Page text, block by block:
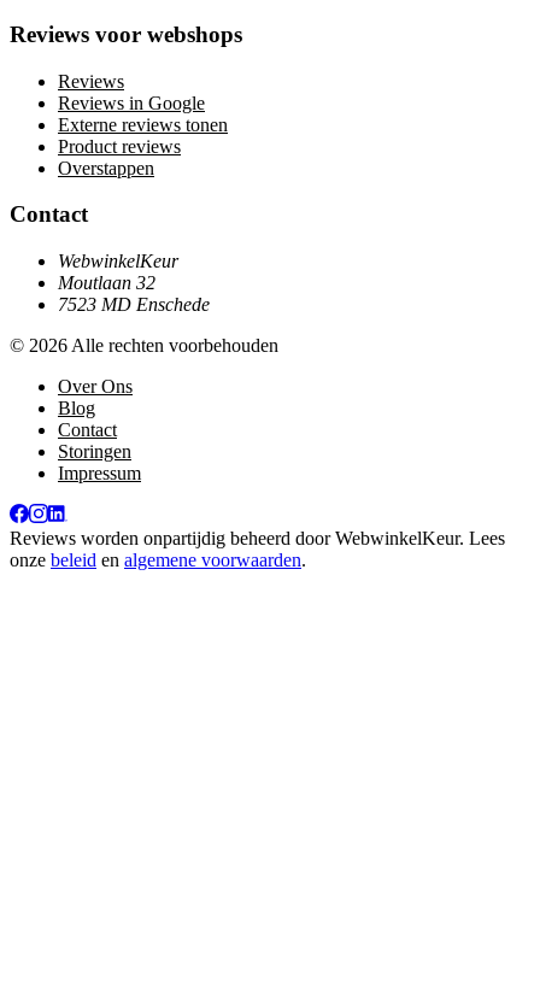
Reviews voor webshops
Reviews
Reviews in Google
Externe reviews tonen
Product reviews
Overstappen
Contact
WebwinkelKeur
Moutlaan 32
7523 MD Enschede
© 2026 Alle rechten voorbehouden
Over Ons
Blog
Contact
Storingen
Impressum
Reviews worden onpartijdig beheerd doorWebwinkelKeur. Lees
onze beleid en algemene voorwaarden.